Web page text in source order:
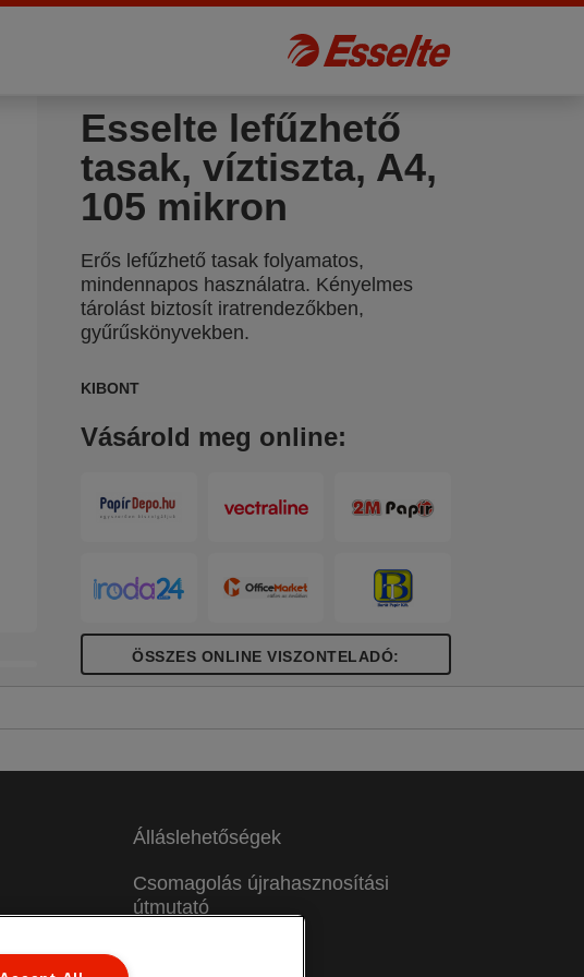
Esselte lefűzhető
tasak, víztiszta, A4,
105 mikron
Erős lefűzhető tasak folyamatos,
mindennapos használatra. Kényelmes
tárolást biztosít iratrendezőkben,
gyűrűskönyvekben.
KIBONT
Vásárold meg online:
ÖSSZES ONLINE VISZONTELADÓ:
Álláslehetőségek
Csomagolás újrahasznosítási
útmutató